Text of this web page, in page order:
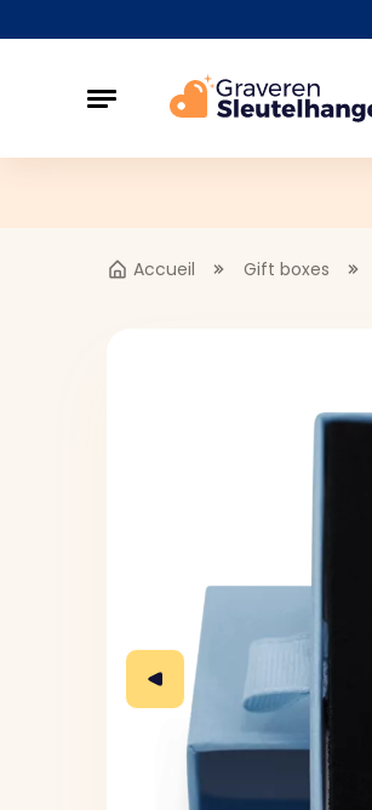
Accueil Gift boxes